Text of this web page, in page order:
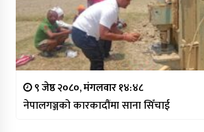
९ जेष्ठ २०८०, मंगलवार १४:४८
नेपालगञ्जको कारकादौंमा साना सिँचाई